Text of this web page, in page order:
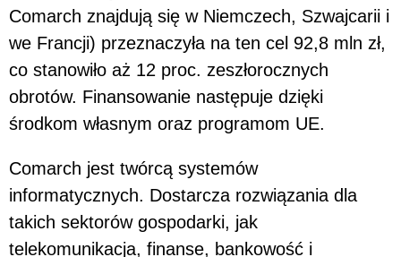
Comarch znajdują się w Niemczech, Szwajcarii i
we Francji) przeznaczyła na ten cel 92,8 mln zł,
co stanowiło aż 12 proc. zeszłorocznych
obrotów. Finansowanie następuje dzięki
środkom własnym oraz programom UE.
Comarch jest twórcą systemów
informatycznych. Dostarcza rozwiązania dla
takich sektorów gospodarki, jak
telekomunikacja, finanse, bankowość i